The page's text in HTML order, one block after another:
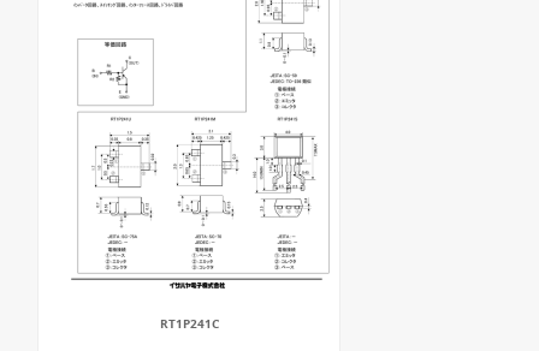
RT1P241C